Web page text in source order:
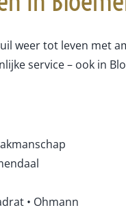
weer tot leven met
service – ook in
• Ohmann